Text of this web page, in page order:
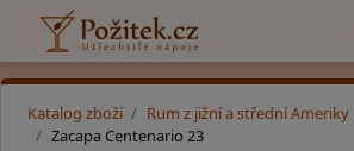
Katalog zboží Rum z jižní a střední Ameriky
Zacapa Centenario 23